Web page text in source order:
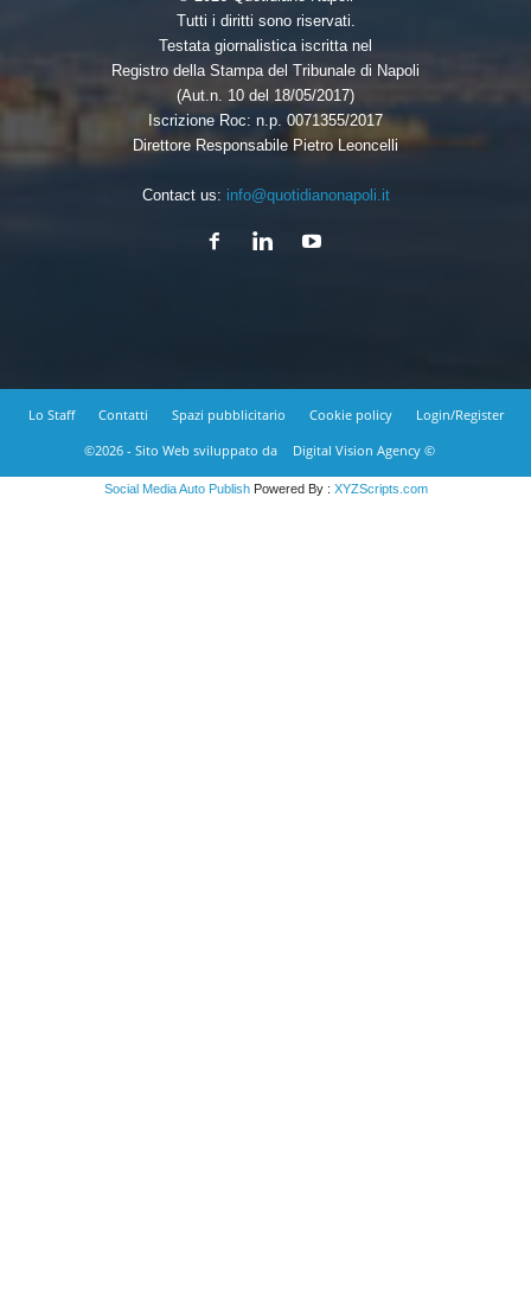
Tutti i diritti sono riservati.
Testata giornalistica iscritta nel
Registro della Stampa del Tribunale di Napoli
(Aut.n. 10 del 18/05/2017)
Iscrizione Roc: n.p. 0071355/2017
Direttore Responsabile Pietro Leoncelli
Contact us: info@quotidianonapoli.it
Lo Staff Contatti Spazi pubblicitario Cookie policy
Login/Register
©2026 - Sito Web sviluppato da
Digital Vision Agency ©
Social Media Auto PublishPowered By : XYZScripts.com